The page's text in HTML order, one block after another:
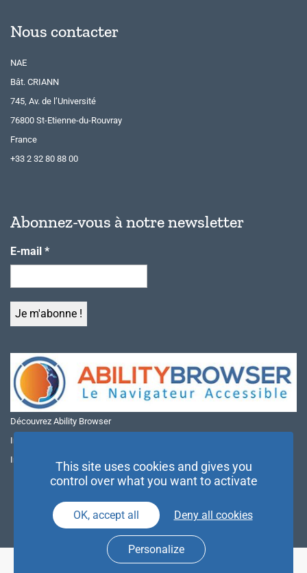
Nous contacter
NAE
Bât. CRIANN
745, Av. de l’Université
76800 St-Etienne-du-Rouvray
France
+33 2 32 80 88 00
Abonnez-vous à notre newsletter
E-mail *
Découvrez Ability Browser
Installer Ability Browser sur Windows
Installer Ability Browser sur Mac
This site uses cookies and gives you
control over what you want to activate
OK, accept all Deny all cookies
Personalize